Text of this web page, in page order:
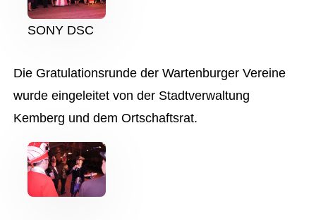
SONY DSC
Die Gratulationsrunde der Wartenburger Vereine
wurde eingeleitet von der Stadtverwaltung
Kemberg und dem Ortschaftsrat.